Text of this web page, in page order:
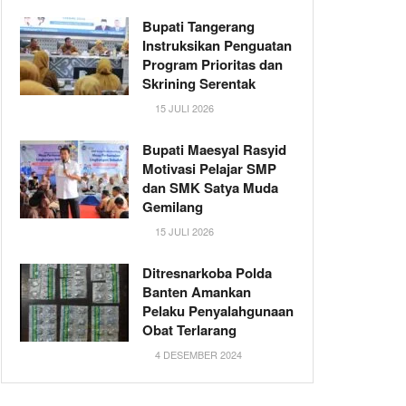
Bupati Tangerang
Instruksikan Penguatan
Program Prioritas dan
Skrining Serentak
15 JULI 2026
Bupati Maesyal Rasyid
Motivasi Pelajar SMP
dan SMK Satya Muda
Gemilang
15 JULI 2026
Ditresnarkoba Polda
Banten Amankan
Pelaku Penyalahgunaan
Obat Terlarang
4 DESEMBER 2024